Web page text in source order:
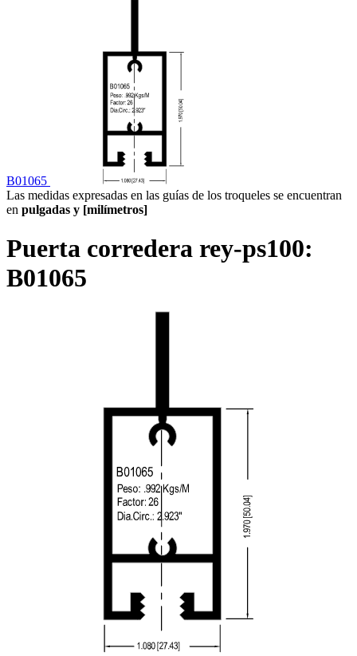
B01065
Las medidas expresadas en las guías de los troqueles se encuentran
en pulgadas y [milímetros]
Puerta corredera rey-ps100:
B01065